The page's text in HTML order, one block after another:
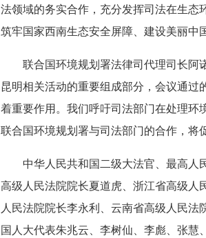
法领域的务实合作，充分发挥司法在生态
筑牢国家西南生态安全屏障、建设美丽中
联合国环境规划署法律司代理司长阿诺
昆明相关活动的重要组成部分，会议通
着重要作用。我们呼吁司法部门在处理环
联合国环境规划署与司法部门的合作，将
中华人民共和国二级大法官、最高人民
高级人民法院院长夏道虎、浙江省高级人
人民法院院长李永利、云南省高级人民
国人大代表朱兆云、李树仙、李彪、张